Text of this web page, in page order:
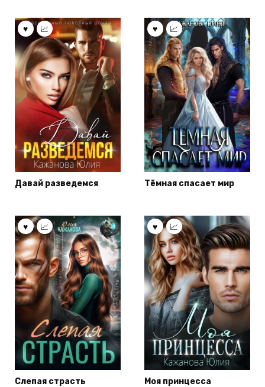
Давай разведемся Тёмная спасает мир
Слепая страсть Моя принцесса